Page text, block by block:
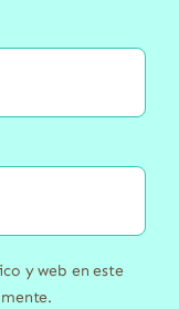
y web en este